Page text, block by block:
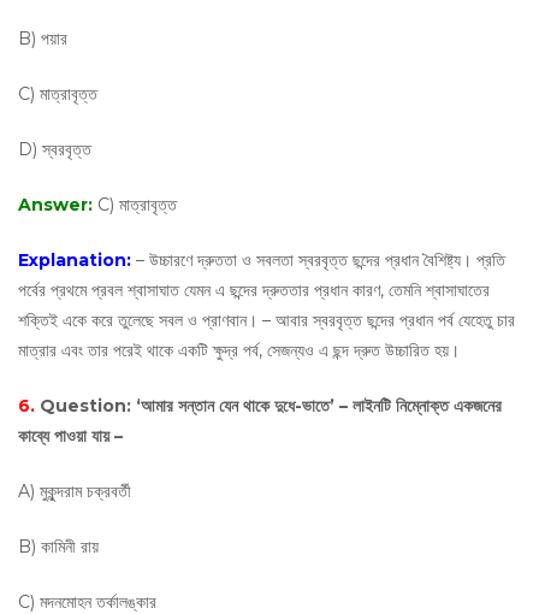
B) পয়ার
C) মাত্রাবৃত্ত
D) স্বরবৃত্ত
Answer: C) মাত্রাবৃত্ত
Explanation: – উচ্চারণে দ্রুততা ও সবলতা স্বরবৃত্ত ছন্দের প্রধান বৈশিষ্ট্য। প্রতি
পর্বের প্রথমে প্রবল শ্বাসাঘাত যেমন এ ছন্দের দ্রুততার প্রধান কারণ, তেমনি শ্বাসাঘাতের
শক্তিই একে করে তুলেছে সবল ও প্রাণবান। – আবার স্বরবৃত্ত ছন্দের প্রধান পর্ব যেহেতু চার
মাত্রার এবং তার পরেই থাকে একটি ক্ষুদ্র পর্ব, সেজন্যও এ ছন্দ দ্রুত উচ্চারিত হয়।
6. Question: ‘আমার সন্তান যেন থাকে দুধে-ভাতে’ – লাইনটি নিম্নোক্ত একজনের
কাব্যে পাওয়া যায় –
A) মুকুন্দরাম চক্রবর্তী
B) কামিনী রায়
C) মদনমোহন তর্কালঙ্কার